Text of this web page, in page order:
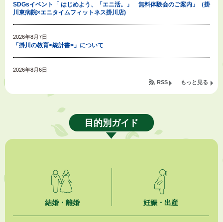
SDGsイベント「 はじめよう、「エニ活。」 無料体験会のご案内」（掛
川東病院×エニタイムフィットネス掛川店)
2026年8月7日
「掛川の教育<統計書>」について
2026年8月6日
令和８年度公民館等（大東北公民館、大須賀中央公民館）講座のお知らせ
熱中症対策「クーリングシェルター」の設置について
「お茶を知る・体験する講座」を開催します
2026年8月5日
もっと見る
RSS
目的別ガイド
結婚・離婚 妊娠・出産